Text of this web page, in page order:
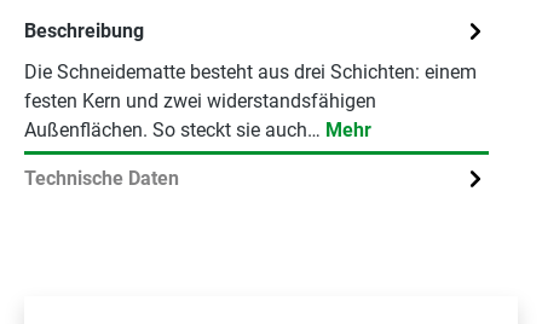
Beschreibung
Die Schneidematte besteht aus drei Schichten: einem
festen Kern und zwei widerstandsfähigen
Außenflächen. So steckt sie auch… Mehr
Technische Daten